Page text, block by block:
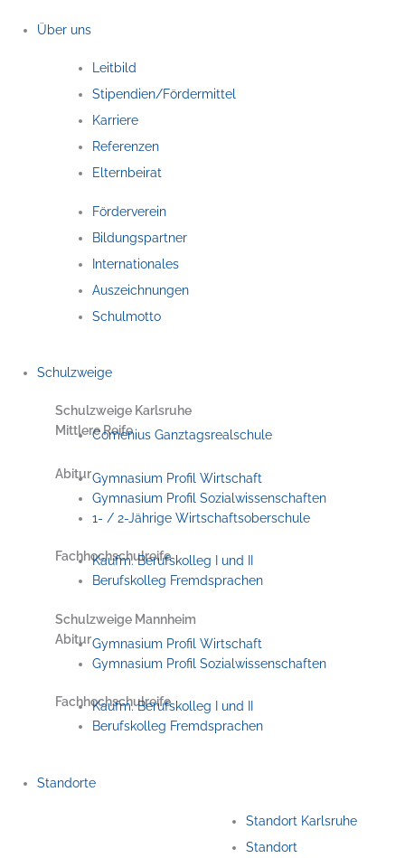
Inhalt
Über uns
Leitbild
Stipendien/Fördermittel
Karriere
Referenzen
Elternbeirat
Förderverein
Bildungspartner
Internationales
Auszeichnungen
Schulmotto
Schulzweige
Schulzweige Karlsruhe
Mittlere Reife
Comenius Ganztagsrealschule
AbiturGymnasium Profil Wirtschaft
Gymnasium Profil Sozialwissenschaften
1- / 2-Jährige Wirtschaftsoberschule
Fachhochschulreife
Kaufm. Berufskolleg I und II
Berufskolleg Fremdsprachen
Schulzweige Mannheim
AbiturGymnasium Profil Wirtschaft
Gymnasium Profil Sozialwissenschaften
Fachhochschulreife
Kaufm. Berufskolleg I und II
Berufskolleg Fremdsprachen
Standorte
Standort Karlsruhe
Standort